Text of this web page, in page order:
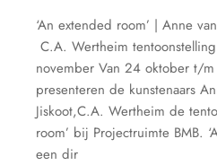
‘An extended room’ | Anne
C.A. Wertheim
november Van 24 oktober t/
presenteren de kunstenaars
Jiskoot,C.A. Wertheim de
room’ bij Projectruimte BMB.
een dir